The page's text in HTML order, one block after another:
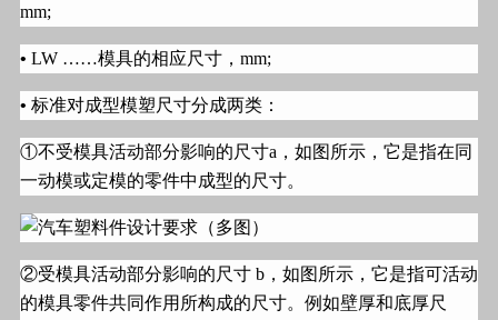
mm;
• LW ……模具的相应尺寸， mm;
• 标准对成型模塑尺寸分成两类：
①不受模具活动部分影响的尺寸a ，如图所示，它是指在同
一动模或定模的零件中成型的尺寸。
②受模具活动部分影响的尺寸 b ，如图所示，它是指可活动
的模具零件共同作用所构成的尺寸。例如壁厚和底厚尺